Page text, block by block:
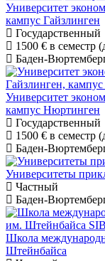
Университет
кампус Гайзлинген
Государственный
1500 € в семестр
Баден-
Университет
кампус Нюртинген
Государственный
1500 € в семестр
Баден-
Университеты
Частный
Баден-
Школа
Штейнбайса